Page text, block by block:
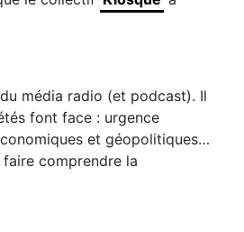
média radio (et podcast). Il
font face : urgence
et géopolitiques…
comprendre la